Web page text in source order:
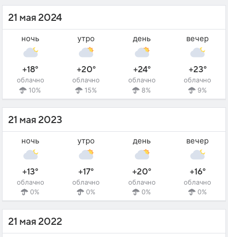
21 мая 2024
ночь
+18°
облачно
10%
утро
+20°
облачно
15%
день
+24°
облачно
8%
вечер
+23°
облачно
9%
21 мая 2023
ночь
+13°
облачно
0%
утро
+17°
облачно
0%
день
+20°
облачно
0%
вечер
+16°
облачно
0%
21 мая 2022